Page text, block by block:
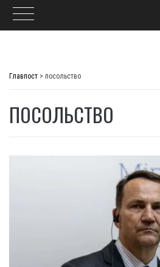
Главпост > посольство
ПОСОЛЬСТВО